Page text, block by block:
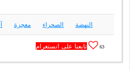
النهضة الصحراء معجزة
63 تابعنا على انستغرام